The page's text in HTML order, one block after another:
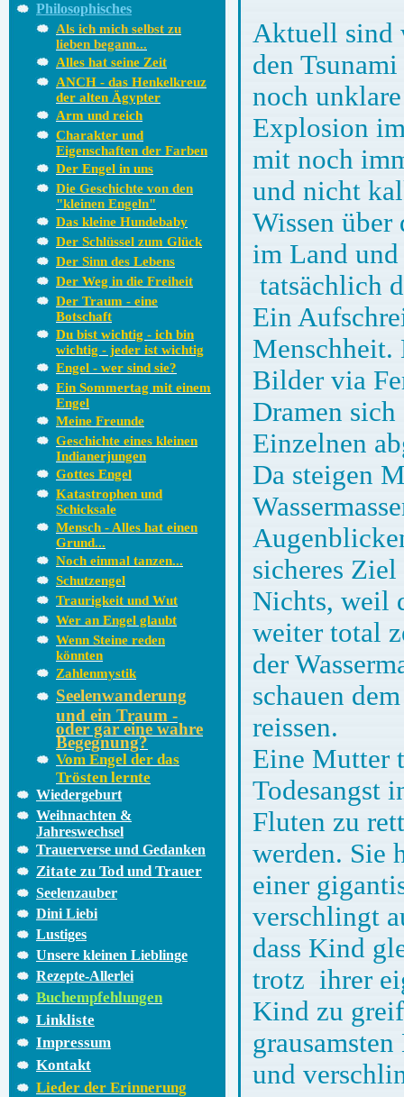
Philosophisches
Als ich mich selbst zu
lieben begann...
Alles hat seine Zeit
ANCH - das Henkelkreuz
der alten Ägypter
Arm und reich
Charakter und
Eigenschaften der Farben
Der Engel in uns
Die Geschichte von den
"kleinen Engeln"
Das kleine Hundebaby
Der Schlüssel zum Glück
Der Sinn des Lebens
Der Weg in die Freiheit
Der Traum - eine
Botschaft
Du bist wichtig - ich bin
wichtig - jeder ist wichtig
Engel - wer sind sie?
Ein Sommertag mit einem
Engel
Meine Freunde
Geschichte eines kleinen
Indianerjungen
Gottes Engel
Katastrophen und
Schicksale
Mensch - Alles hat einen
Grund...
Noch einmal tanzen...
Schutzengel
Traurigkeit und Wut
Wer an Engel glaubt
Wenn Steine reden
könnten
Zahlenmystik
Seelenwanderung
und ein Traum -
oder gar eine wahre
Begegnung?
Vom Engel der das
Trösten lernte
Wiedergeburt
Weihnachten &
Jahreswechsel
Trauerverse und Gedanken
Zitate zu Tod und Trauer
Seelenzauber
Dini Liebi
Lustiges
Unsere kleinen Lieblinge
Rezepte-Allerlei
Buchempfehlungen
Linkliste
Impressum
Kontakt
Lieder der Erinnerung
Aktuell sind
den
noch
Explosion
mit noch
und nicht
Wissen über
im Land
tatsächlich
Ein
Menschheit.
Bilder via
Dramen
Einzelnen
Da steigen
sicheres
Nichts, weil
weiter total
der
schauen
reissen.
Eine Mutter
Todesangst
Fluten zu
werden. Sie
einer
verschlingt
dass Kind
trotz ihrer
Kind zu
und